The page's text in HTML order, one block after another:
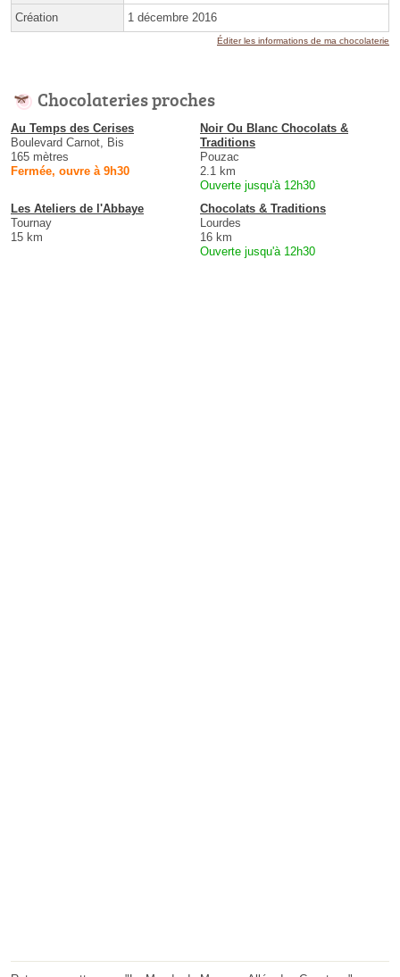
Création 1 décembre 2016
Éditer les informations de ma chocolaterie
Chocolateries proches
Au Temps des Cerises
Boulevard Carnot, Bis
165 mètres
Fermée, ouvre à 9h30
Noir Ou Blanc Chocolats &
Traditions
Pouzac
2.1 km
Ouverte jusqu'à 12h30
Les Ateliers de l'Abbaye
Tournay
15 km
Chocolats & Traditions
Lourdes
16 km
Ouverte jusqu'à 12h30